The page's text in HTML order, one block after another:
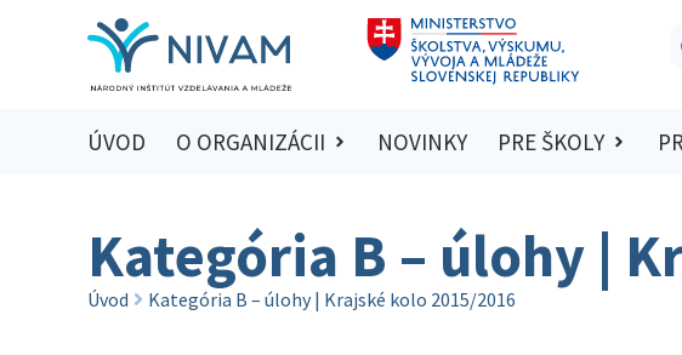
ÚVOD O ORGANIZÁCII NOVINKY PRE ŠKOLY
Kategória B – úlohy |
Úvod Kategória B – úlohy | Krajské kolo 2015/2016